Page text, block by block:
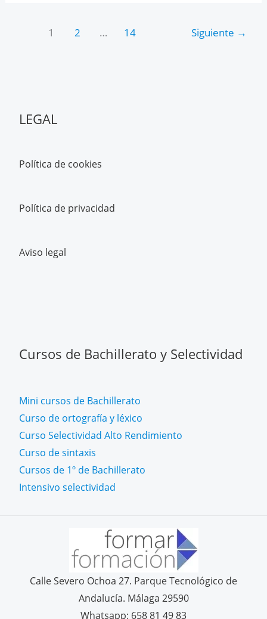
Andalucía
1 2 … 14 Siguiente →
LEGAL
Política de cookies
Política de privacidad
Aviso legal
Cursos de Bachillerato y Selectividad
Mini cursos de Bachillerato
Curso de ortografía y léxico
Curso Selectividad Alto Rendimiento
Curso de sintaxis
Cursos de 1º de Bachillerato
Intensivo selectividad
Calle Severo Ochoa 27. Parque Tecnológico de
Andalucía. Málaga 29590
Whatsapp: 658 81 49 83